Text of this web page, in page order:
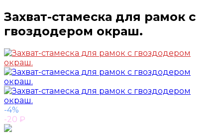
Захват-стамеска для рамок с
гвоздодером окраш.
-4%
-20 ₽